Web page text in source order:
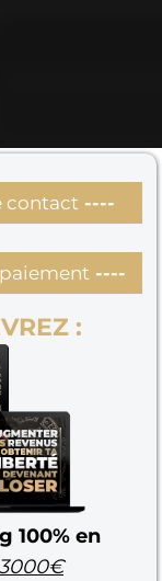
contact ----
----
:
100% en